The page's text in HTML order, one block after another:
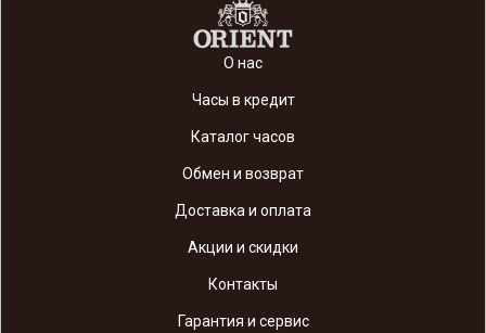
О нас
Часы в кредит
Каталог часов
Обмен и возврат
Доставка и оплата
Акции и скидки
Контакты
Гарантия и сервис